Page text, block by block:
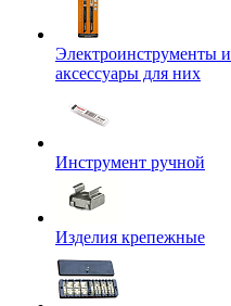
Электроинструменты и
аксессуары для них
Инструмент ручной
Изделия крепежные